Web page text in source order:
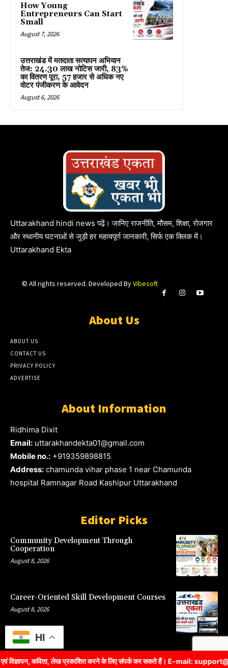
कविता, लेख प्रकाशित करने के लिए संपर्क कर सकते हैं। E-mail:
How Young
Entrepreneurs Can Start
Small
August 7, 2026
उत्तराखंड में मतदाता सत्यापन अभियान
तेज: 24.30 लाख नोटिस जारी, 83%
का वितरण पूरा, 57 हजार से अधिक नए
वोटर पंजीकरण के आवेदन
August 6, 2026
Uttarakhand hindi news पढ़ें। जानिए राजनीति, मौसम, शिक्षा, रोजगार
और स्थानीय घटनाओं से जुड़ी हर महत्वपूर्ण जानकारी, सिर्फ एक क्लिक में।
Uttarakhand Ekta
© All rights reserved. Developed ByVibesoft
About Us
ABOUT US
CONTACT US
PRIVACY POLICY
ADVERTISE
About Information
Ridhima Dixit
Email: uttarakhandekta01@gmail.com
Mobile no.: +919359898815
Address: chamunda vihar phase 1 near Chamunda
hospital Ramnagar Road Kashipur Uttarakhand
Editor Picks
Community Development Through
Cooperation
August 8, 2026
Career-Oriented Skill Development Courses
August 8, 2026
HI